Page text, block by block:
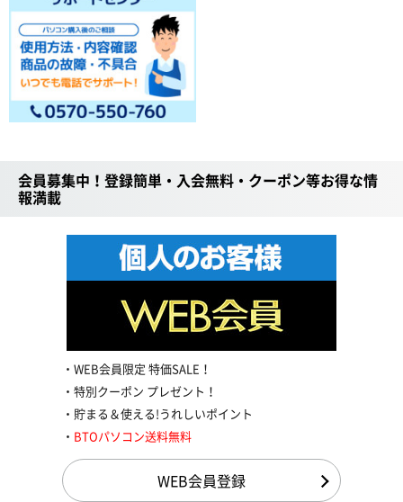
会員募集中！登録簡単・入会無料・クーポン等お得な情
報満載
WEB会員限定 特価SALE！
特別クーポン プレゼント！
貯まる＆使える!うれしいポイント
BTOパソコン送料無料
WEB会員登録